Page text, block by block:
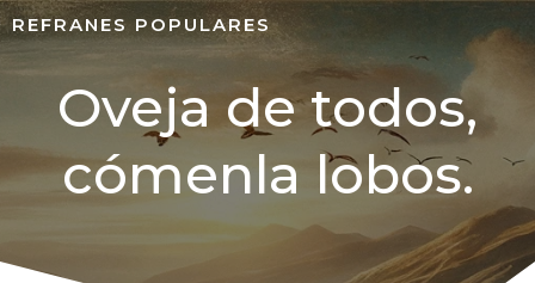
REFRANES POPULARES
Oveja de todos,
cómenla lobos.